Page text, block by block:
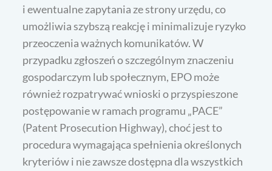
i ewentualne zapytania ze strony urzędu, co
umożliwia szybszą reakcję i minimalizuje ryzyko
przeoczenia ważnych komunikatów. W
przypadku zgłoszeń o szczególnym znaczeniu
gospodarczym lub społecznym, EPO może
również rozpatrywać wnioski o przyspieszone
postępowanie w ramach programu „PACE”
(Patent Prosecution Highway), choć jest to
procedura wymagająca spełnienia określonych
kryteriów i nie zawsze dostępna dla wszystkich